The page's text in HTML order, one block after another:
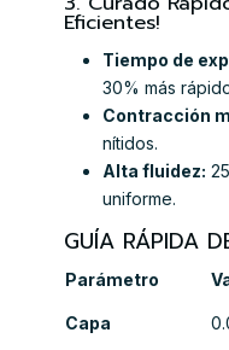
Eficientes!
Tiempo de
30% más
Contracción
nítidos.
Alta fluidez:
uniforme.
GUÍA RÁPIDA
Parámetro
Capa